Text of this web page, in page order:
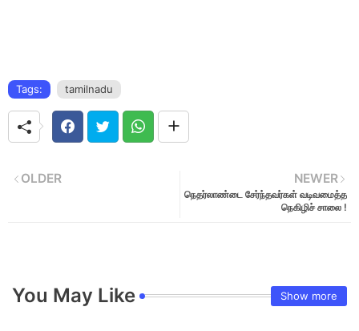
Tags: tamilnadu
NEWER
நெதர்லாண்டை சேர்ந்தவர்கள் வடிவமைத்த
நெகிழிச் சாலை !
OLDER
You May Like Show more